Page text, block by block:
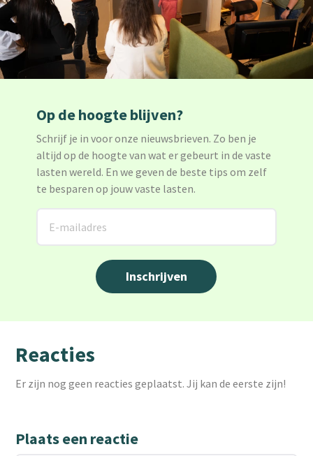
Op de hoogte blijven?
Schrijf je in voor onze nieuwsbrieven. Zo ben je
altijd op de hoogte van wat er gebeurt in de vaste
lasten wereld. En we geven de beste tips om zelf
te besparen op jouw vaste lasten.
Reacties
Er zijn nog geen reacties geplaatst. Jij kan de eerste zijn!
Plaats een reactie